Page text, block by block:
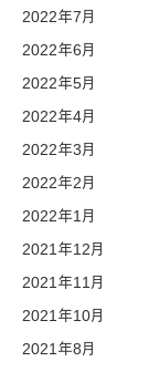
2022年7月
2022年6月
2022年5月
2022年4月
2022年3月
2022年2月
2022年1月
2021年12月
2021年11月
2021年10月
2021年8月